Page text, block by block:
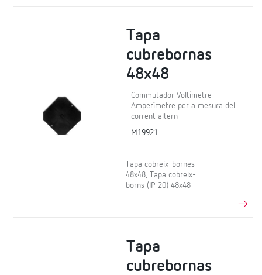
Tapa
cubrebornas
48x48
Commutador Voltímetre -
Amperímetre per a mesura del
corrent altern
M19921.
Tapa cobreix-bornes
48x48, Tapa cobreix-
borns (IP 20) 48x48
Tapa
cubrebornas